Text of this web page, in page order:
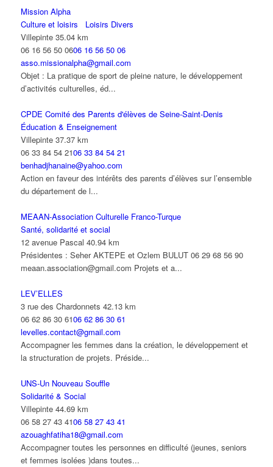
Mission Alpha
Culture et loisirs
Loisirs Divers
Villepinte 35.04 km
06 16 56 50 0606 16 56 50 06
asso.missionalpha@gmail.com
Objet : La pratique de sport de pleine nature, le développement
d’activités culturelles, éd...
CPDE Comité des Parents d'élèves de Seine-Saint-Denis
Éducation & Enseignement
Villepinte 37.37 km
06 33 84 54 2106 33 84 54 21
benhadjhanaine@yahoo.com
Action en faveur des intérêts des parents d’élèves sur l’ensemble
du département de l...
MEAAN-Association Culturelle Franco-Turque
Santé, solidarité et social
12 avenue Pascal 40.94 km
Présidentes : Seher AKTEPE et Ozlem BULUT 06 29 68 56 90
meaan.association@gmail.com Projets et a...
LEV’ELLES
3 rue des Chardonnets 42.13 km
06 62 86 30 6106 62 86 30 61
levelles.contact@gmail.com
Accompagner les femmes dans la création, le développement et
la structuration de projets. Préside...
UNS-Un Nouveau Souffle
Solidarité & Social
Villepinte 44.69 km
06 58 27 43 4106 58 27 43 41
azouaghfatiha18@gmail.com
Accompagner toutes les personnes en difficulté (jeunes, seniors
et femmes isolées )dans toutes...